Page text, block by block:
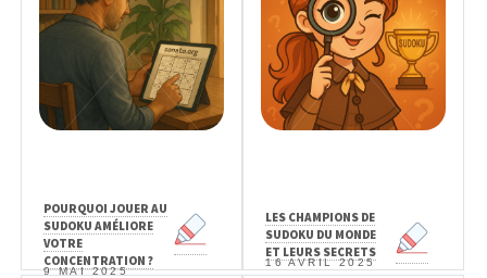
POURQUOI JOUER AU
SUDOKU AMÉLIORE
VOTRE
CONCENTRATION ?
9 MAI 2025
LES CHAMPIONS DE
SUDOKU DU MONDE
ET LEURS SECRETS
16 AVRIL 2025